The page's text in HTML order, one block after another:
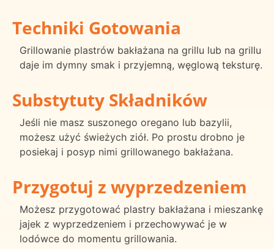
Techniki Gotowania
Grillowanie plastrów bakłażana na grillu lub na grillu
daje im dymny smak i przyjemną, węglową teksturę.
Substytuty Składników
Jeśli nie masz suszonego oregano lub bazylii,
możesz użyć świeżych ziół. Po prostu drobno je
posiekaj i posyp nimi grillowanego bakłażana.
Przygotuj z wyprzedzeniem
Możesz przygotować plastry bakłażana i mieszankę
jajek z wyprzedzeniem i przechowywać je w
lodówce do momentu grillowania.